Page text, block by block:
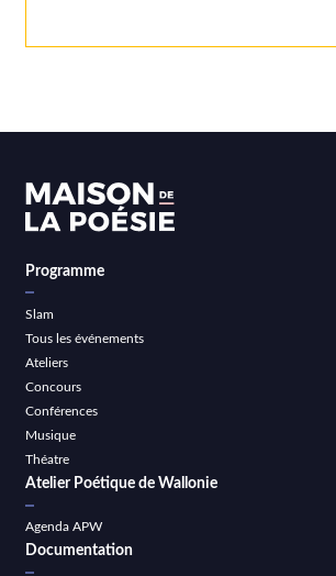
Programme
Slam
Tous les événements
Ateliers
Concours
Conférences
Musique
Théatre
Atelier Poétique de Wallonie
Agenda APW
Documentation